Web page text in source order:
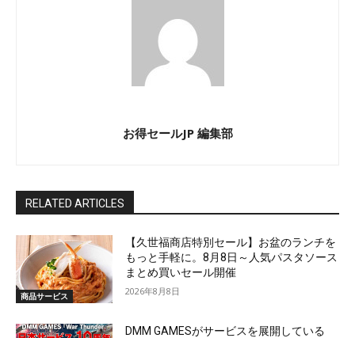
お得セールJP 編集部
RELATED ARTICLES
商品サービス
【久世福商店特別セール】お盆のランチを
もっと手軽に。8月8日～人気パスタソース
まとめ買いセール開催
2026年8月8日
DMM GAMESがサービスを展開している